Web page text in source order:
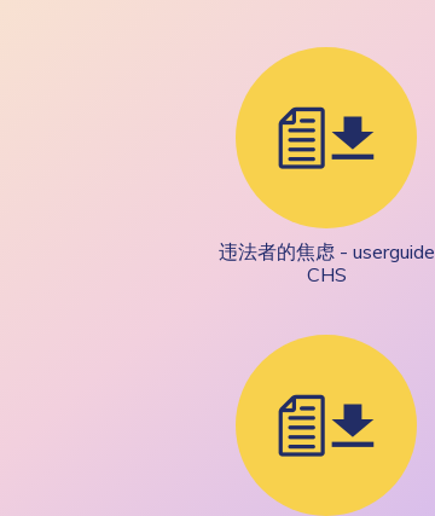
违法者的焦虑 - userguide
CHS